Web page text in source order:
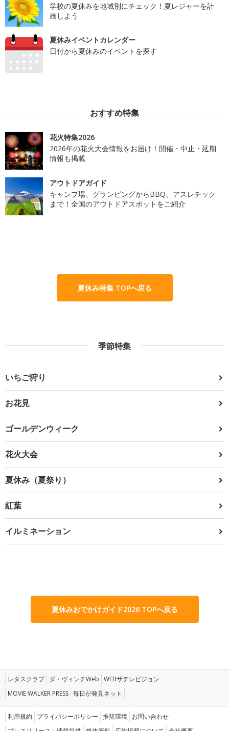
学校の夏休みを地域別にチェック！夏レジャーを計
画しよう
夏休みイベントカレンダー
日付から夏休みのイベントを探す
おすすめ特集
花火特集2026
2026年の花火大会情報をお届け！開催・中止・延期
情報も掲載
アウトドアガイド
キャンプ場、グランピングからBBQ、アスレチック
まで！全国のアウトドアスポットをご紹介
夏休み特集 TOPへ戻る
季節特集
いちご狩り
お花見
ゴールデンウィーク
花火大会
夏休み（夏祭り）
紅葉
イルミネーション
夏休みおでかけガイド2026 TOPへ戻る
レタスクラブ ダ・ヴィンチWeb WEBザテレビジョン
MOVIE WALKER PRESS 毎日が発見ネット
利用規約 プライバシーポリシー 推奨環境 お問い合わせ